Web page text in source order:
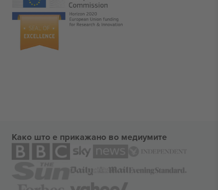
Како што е прикажано во медиумите